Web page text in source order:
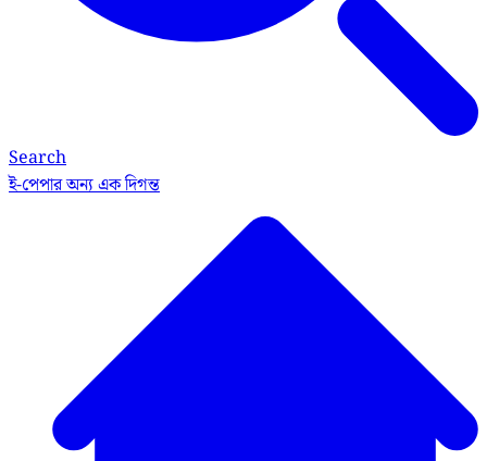
Search
ই-পেপারঅন্য এক দিগন্ত